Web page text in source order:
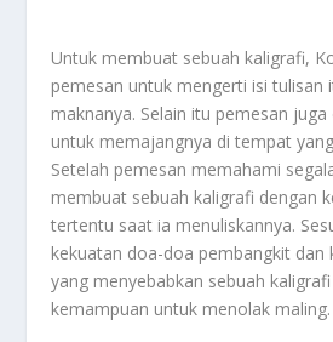
Untuk membuat sebuah kaligrafi,
pemesan untuk mengerti isi tulisan
maknanya. Selain itu pemesan
untuk memajangnya di tempat
Setelah pemesan memahami
membuat sebuah kaligrafi dengan
tertentu saat ia menuliskannya.
kekuatan doa-doa pembangkit dan
yang menyebabkan sebuah
kemampuan untuk menolak maling.